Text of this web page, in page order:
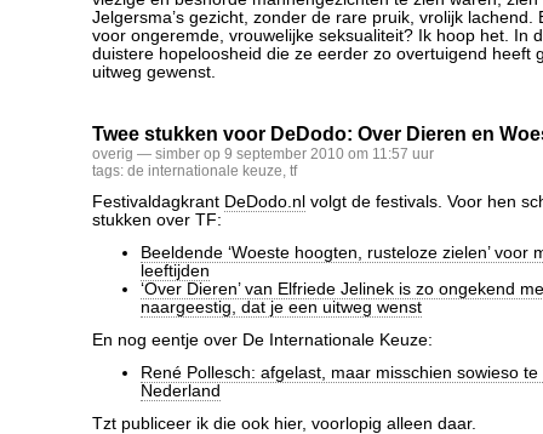
Jelgersma’s gezicht, zonder de rare pruik, vrolijk lachend.
voor ongeremde, vrouwelijke seksualiteit? Ik hoop het. In
duistere hopeloosheid die ze eerder zo overtuigend heeft
uitweg gewenst.
Twee stukken voor DeDodo: Over Dieren en
overig — simber op 9 september 2010 om 11:57 uur
tags: de internationale keuze, tf
Festivaldagkrant DeDodo.nl volgt de festivals. Voor hen
stukken over TF:
Beeldende ‘Woeste hoogten, rusteloze zielen’ voor
leeftijden
‘Over Dieren’ van Elfriede Jelinek is zo ongekend
naargeestig, dat je een uitweg wenst
En nog eentje over De Internationale Keuze:
René Pollesch: afgelast, maar misschien sowieso
Nederland
Tzt publiceer ik die ook hier, voorlopig alleen daar.